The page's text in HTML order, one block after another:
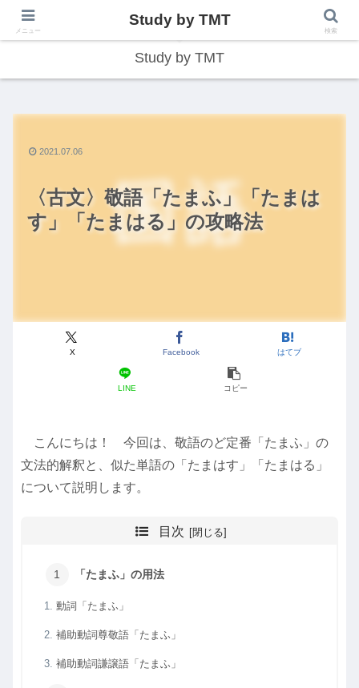
総合型学習サイト
Study by TMT
〈古文〉敬語「たまふ」「たまは
す」「たまはる」の攻略法
X Facebook はてブ
LINE コピー
2021.07.06
こんにちは！ 今回は、敬語のど定番「たまふ」の
文法的解釈と、似た単語の「たまはす」「たまはる」
について説明します。
目次
「たまふ」の用法
動詞「たまふ」
補助動詞尊敬語「たまふ」
補助動詞謙譲語「たまふ」
メニュー
Study by TMT
検索